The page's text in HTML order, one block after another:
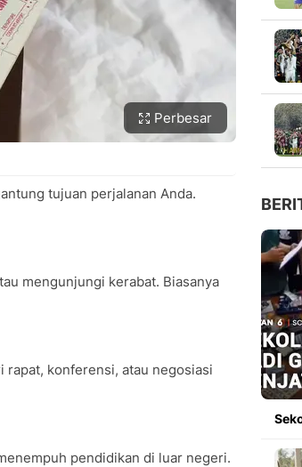
Perbesar
tujuan perjalanan Anda.
mengunjungi kerabat. Biasanya
konferensi, atau negosiasi
pendidikan di luar negeri.